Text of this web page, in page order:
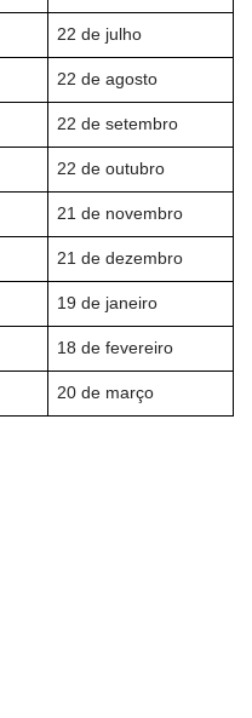
22 de julho
22 de agosto
22 de setembro
22 de outubro
21 de novembro
21 de dezembro
19 de janeiro
18 de fevereiro
20 de março